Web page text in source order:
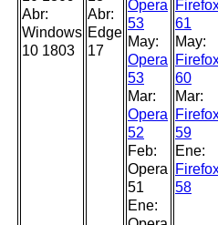
Abr:
Windows
10 1803
Abr:
Edge
17
Opera
53
May:
Opera
53
Mar:
Opera
52
Feb:
Opera
51
Ene:
61
May:
60
Mar:
59
Ene:
58